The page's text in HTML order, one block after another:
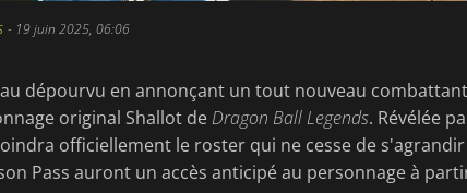
- 19 juin 2025, 06:06
dépourvu en annonçant un tout nouveau
original Shallot deDragon Ball Legends. Révélée
officiellement le roster qui ne cesse de s'agrandir
Pass auront un accès anticipé au personnage à